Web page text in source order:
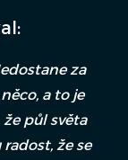
za
a to je
půl světa
že se